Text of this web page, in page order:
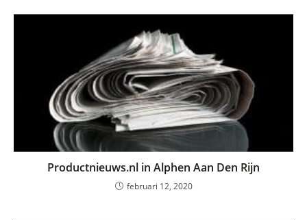
Productnieuws.nl in Alphen Aan Den Rijn
februari 12, 2020